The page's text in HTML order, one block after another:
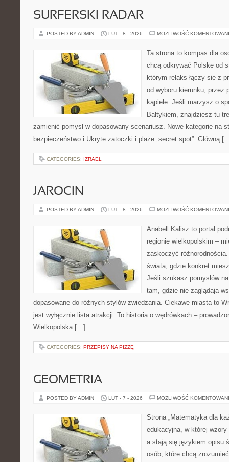
SURFERSKI RADAR
POSTED BY ADMIN LUT - 8 - 2026 MOŻLIWOŚĆ
Ta strona to kompas dla
chcą odkrywać Polskę od
którym relaks łączy się z
od wyboru kierunku, przez
kąpiele. Jeśli marzysz o
Bałtykiem, znajdziesz tu
zamienić pomysł w dopasowany scenariusz. Nowe kategorie na
bezpieczeństwo i Ukryte zatoczki i plaże „secret spot”. Główną
CATEGORIES: IZRAEL
JAROCIN
POSTED BY ADMIN LUT - 8 - 2026 MOŻLIWOŚĆ
Anabell Kalisz to portal
regionie wielkopolskim –
zaskoczyć
świata, gdzie konkret
Jeśli szukasz pomysłów
tam, gdzie nie zaglądają
dopasowane do różnych stylów zwiedzania. Ciekawe miasta to
jest wyłącznie lista atrakcji. To historia o wędrówkach –
Wielkopolska […]
CATEGORIES: PRZEPISY NA PIZZĘ
GEOMETRIA
POSTED BY ADMIN LUT - 7 - 2026 MOŻLIWOŚĆ
Strona „Matematyka dla
edukacyjna, w której
a stają się językiem opisu
osób, które chcą